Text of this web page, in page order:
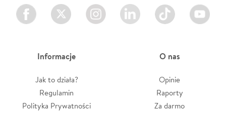
Facebook Twitter Instagram LinkedIn TikTok Youtube
Informacje
Jak to działa?
Regulamin
Polityka Prywatności
O nas
Opinie
Raporty
Za darmo